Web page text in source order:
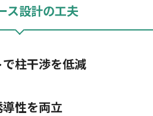
ス設計の工夫
柱干渉を低減
性を両立